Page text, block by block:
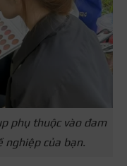
phụ thuộc vào đam
nghiệp của bạn.